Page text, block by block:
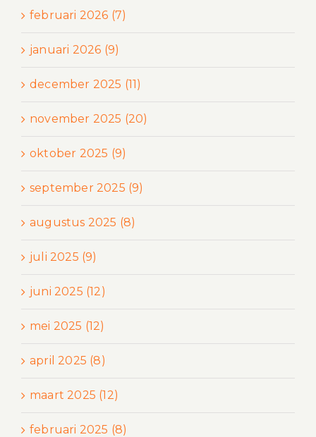
februari 2026 (7)
januari 2026 (9)
december 2025 (11)
november 2025 (20)
oktober 2025 (9)
september 2025 (9)
augustus 2025 (8)
juli 2025 (9)
juni 2025 (12)
mei 2025 (12)
april 2025 (8)
maart 2025 (12)
februari 2025 (8)